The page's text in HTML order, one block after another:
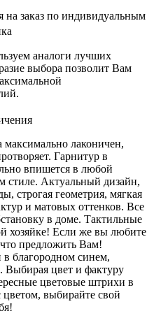
на заказ по индивидуальным
аналоги лучших
выбора позволит Вам
максимально лаконичен,
Гарнитур в
впишется в любой
стиле. Актуальный дизайн,
строгая геометрия, мягкая
и матовых оттенков. Все
в доме. Тактильные
хозяйке! Если же вы любите
предложить Вам!
благородном синем,
Выбирая цвет и фактуру
цветовые штрихи в
выбирайте свой